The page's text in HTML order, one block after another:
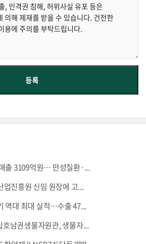
출 3109억원… 만성질환·...
업진흥원 신임 원장에 고...
역대 최대 실적…수출 47...
남권생물자원관, 생물자...